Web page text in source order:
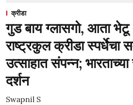
क्रीडा
गुड बाय ग्लासगो, आता भेटू
राष्ट्रकुल क्रीडा स्पर्धेचा
उत्साहात संपन्न;
दर्शन
Swapnil S